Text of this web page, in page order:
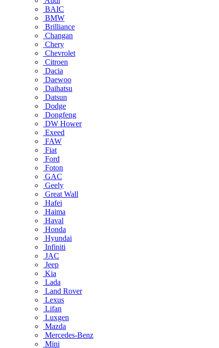
BAIC
BMW
Brilliance
Changan
Chery
Chevrolet
Citroen
Dacia
Daewoo
Daihatsu
Datsun
Dodge
Dongfeng
DW Hower
Exeed
FAW
Fiat
Ford
Foton
GAC
Geely
Great Wall
Hafei
Haima
Haval
Honda
Hyundai
Infiniti
JAC
Jeep
Kia
Lada
Land Rover
Lexus
Lifan
Luxgen
Mazda
Mercedes-Benz
Mini